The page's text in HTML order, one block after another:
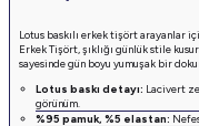
Lotus baskılı erkek tişört arayanlar
Erkek Tişört, şıklığı günlük stile
sayesinde gün boyu yumuşak bir
Lotus baskı detayı: Lacivert
görünüm.
%95 pamuk, %5 elastan: